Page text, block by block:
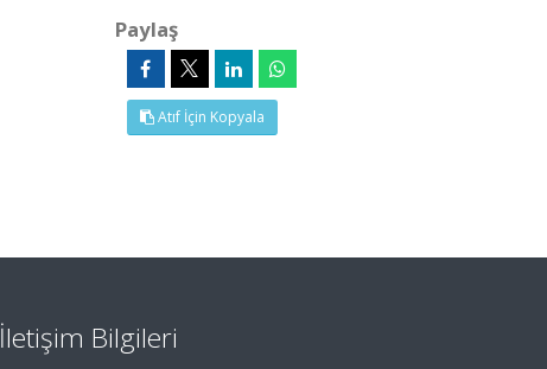
Paylaş
Atıf İçin Kopyala
İletişim Bilgileri